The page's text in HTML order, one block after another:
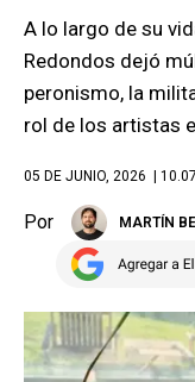
A lo largo de su
Redondos dejó
peronismo, la
rol de los artistas
05 DE JUNIO, 2026 | 10.07
Por MARTÍN